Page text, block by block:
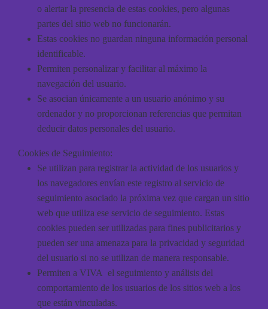
o alertar la presencia de estas cookies, pero algunas
partes del sitio web no funcionarán.
Estas cookies no guardan ninguna información personal
identificable.
Permiten personalizar y facilitar al máximo la
navegación del usuario.
Se asocian únicamente a un usuario anónimo y su
ordenador y no proporcionan referencias que permitan
deducir datos personales del usuario.
Cookies de Seguimiento:
Se utilizan para registrar la actividad de los usuarios y
los navegadores envían este registro al servicio de
seguimiento asociado la próxima vez que cargan un sitio
web que utiliza ese servicio de seguimiento. Estas
cookies pueden ser utilizadas para fines publicitarios y
pueden ser una amenaza para la privacidad y seguridad
del usuario si no se utilizan de manera responsable.
Permiten a VIVA el seguimiento y análisis del
comportamiento de los usuarios de los sitios web a los
que están vinculadas.